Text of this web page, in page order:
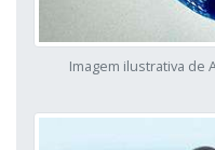
Imagem ilustrativa de